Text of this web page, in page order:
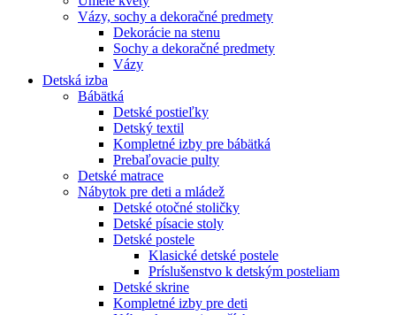
Vázy, sochy a dekoračné predmety
Dekorácie na stenu
Sochy a dekoračné predmety
Vázy
Detská izba
Bábätká
Detské postieľky
Detský textil
Kompletné izby pre bábätká
Prebaľovacie pulty
Detské matrace
Nábytok pre deti a mládež
Detské otočné stoličky
Detské písacie stoly
Detské postele
Klasické detské postele
Príslušenstvo k detským posteliam
Detské skrine
Kompletné izby pre deti